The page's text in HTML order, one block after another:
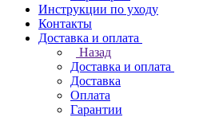
Инструкции по уходу
Контакты
Доставка и оплата
Назад
Доставка и оплата
Доставка
Оплата
Гарантии